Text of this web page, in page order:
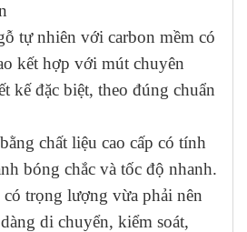
tự nhiên với carbon mềm có
kết hợp với mút chuyên
kế đặc biệt, theo đúng chuẩn
chất liệu cao cấp có tính
bóng chắc và tốc độ nhanh.
có trọng lượng vừa phải nên
di chuyển, kiểm soát,